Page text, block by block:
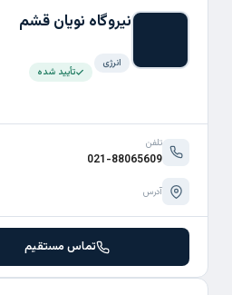
نیروگاه نویان قشم
انرژی
تأیید شده
تلفن
021-88065609
آدرس
تماس مستقیم